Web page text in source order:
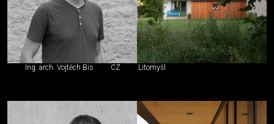
Ing. arch. Vojtěch Bis CZ Litomyšl